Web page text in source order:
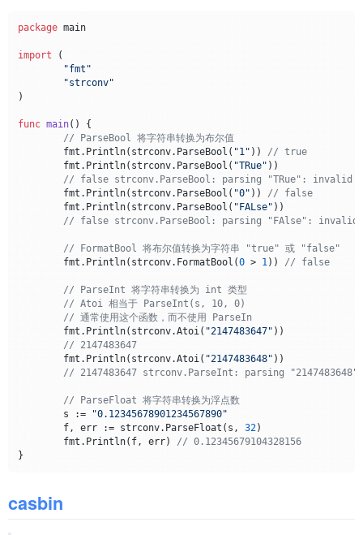
package main
import (
"fmt"
"strconv"
)
func main()
{
// ParseBool 将字符串转换为布尔值
	fmt.Println(strconv.ParseBool(
"1" )) // true
	fmt.Println(strconv.ParseBool(
"TRue" ))
// false strconv.ParseBool: parsing "TRue": invalid
	fmt.Println(strconv.ParseBool(
"0" )) // false
	fmt.Println(strconv.ParseBool(
"FALse" ))
// false strconv.ParseBool: parsing "FAlse": invalid
// FormatBool 将布尔值转换为字符串 "true" 或 "false"
	fmt.Println(strconv.FormatBool(
0 > 1)) // false
// ParseInt 将字符串转换为 int 类型
// Atoi 相当于 ParseInt(s, 10, 0)
// 通常使用这个函数，而不使用 ParseIn
	fmt.Println(strconv.Atoi(
"2147483647" ))
// 2147483647
	fmt.Println(strconv.Atoi(
"2147483648" ))
// 2147483647 strconv.ParseInt: parsing
// ParseFloat 将字符串转换为浮点数
	s :=
"0.12345678901234567890"
	f, err := strconv.ParseFloat(s,
32)
	fmt.Println(f, err)
// 0.12345679104328156
casbin